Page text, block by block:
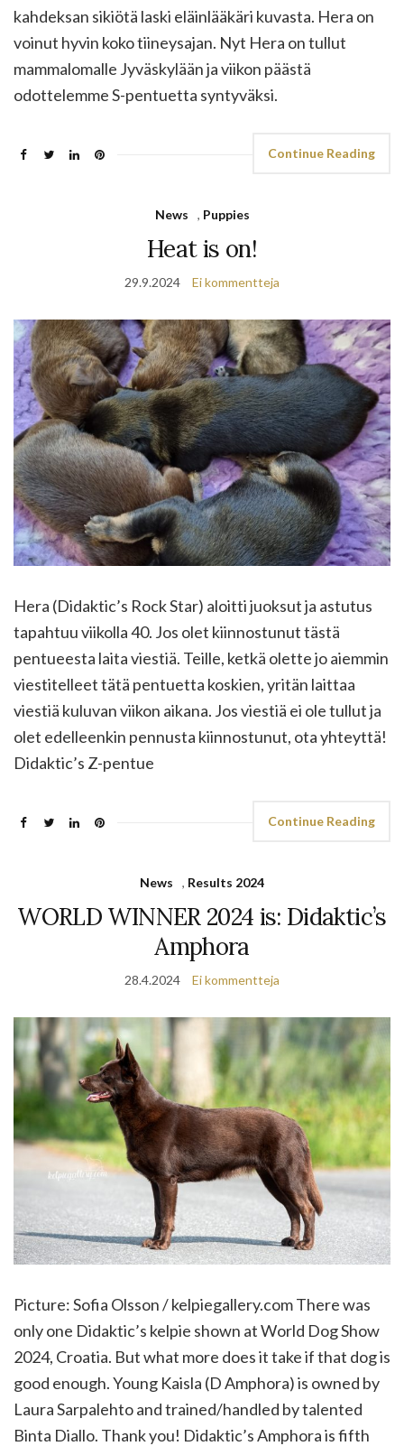
kahdeksan sikiötä laski eläinlääkäri kuvasta. Hera on
voinut hyvin koko tiineysajan. Nyt Hera on tullut
mammalomalle Jyväskylään ja viikon päästä
odottelemme S-pentuetta syntyväksi.
Continue Reading
News , Puppies
Heat is on!
29.9.2024 Ei kommentteja
Hera (Didaktic’s Rock Star) aloitti juoksut ja astutus
tapahtuu viikolla 40. Jos olet kiinnostunut tästä
pentueesta laita viestiä. Teille, ketkä olette jo aiemmin
viestitelleet tätä pentuetta koskien, yritän laittaa
viestiä kuluvan viikon aikana. Jos viestiä ei ole tullut ja
olet edelleenkin pennusta kiinnostunut, ota yhteyttä!
Didaktic’s Z-pentue
Continue Reading
News , Results 2024
WORLD WINNER 2024 is: Didaktic’s
Amphora
28.4.2024 Ei kommentteja
Picture: Sofia Olsson / kelpiegallery.com There was
only one Didaktic’s kelpie shown at World Dog Show
2024, Croatia. But what more does it take if that dog is
good enough. Young Kaisla (D Amphora) is owned by
Laura Sarpalehto and trained/handled by talented
Binta Diallo. Thank you! Didaktic’s Amphora is fifth